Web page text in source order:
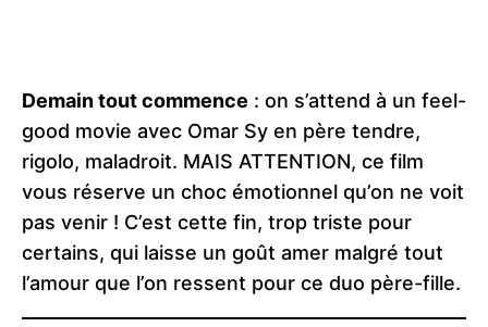
Demain tout commence : on s’attend à un feel-
good movie avec Omar Sy en père tendre,
rigolo, maladroit. MAIS ATTENTION, ce film
vous réserve un choc émotionnel qu’on ne voit
pas venir ! C’est cette fin, trop triste pour
certains, qui laisse un goût amer malgré tout
l’amour que l’on ressent pour ce duo père-fille.